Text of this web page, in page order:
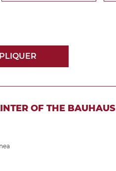
OF THE BAUHAUS